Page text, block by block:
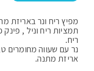
מפיץ ריח ונר באריזת
תמציות ריח וניל ,
ריח.
אריזת מתנה.